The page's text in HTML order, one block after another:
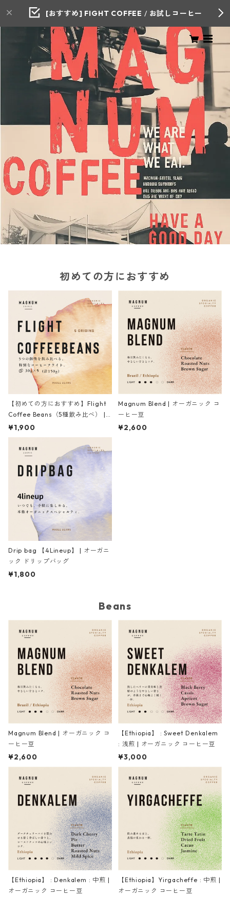
[おすすめ] FIGHT COFFEE / お試しコーヒー
初めての方におすすめ
【初めての方におすすめ】Flight
Coffee Beans（5種飲み比べ） |
オーガニック コーヒー豆
¥1,900
Magnum Blend | オーガニック コ
ーヒー豆
¥2,600
Drip bag 【4Lineup】 | オーガニ
ック ドリップバッグ
¥1,800
Beans
Magnum Blend | オーガニック コ
ーヒー豆
¥2,600
【Ethiopia】 : Sweet Denkalem
: 浅煎 | オーガニック コーヒー豆
¥3,000
【Ethiopia】 : Denkalem : 中煎 |
オーガニック コーヒー豆
【Ethiopia】Yirgacheffe : 中煎 |
オーガニック コーヒー豆